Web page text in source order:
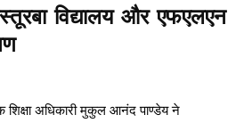
विद्यालय और एफएलएन
अधिकारी मुकुल आनंद पाण्डेय ने